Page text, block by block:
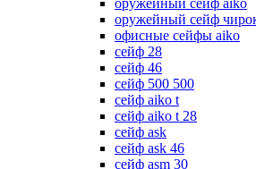
оружейный сейф aiko
оружейный сейф
офисные сейфы aiko
сейф 28
сейф 46
сейф 500 500
сейф aiko t
сейф aiko t 28
сейф ask
сейф ask 46
сейф asm 30